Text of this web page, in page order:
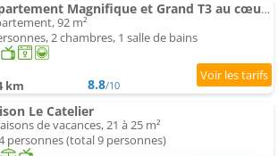
Appartement Magnifique et Grand T3 au cœur de la Normandie
92 m²
2 chambres, 1 salle de bains
km 8.8/10
Le Catelier
de vacances, 21 à 25 m²
personnes (total 9 personnes)